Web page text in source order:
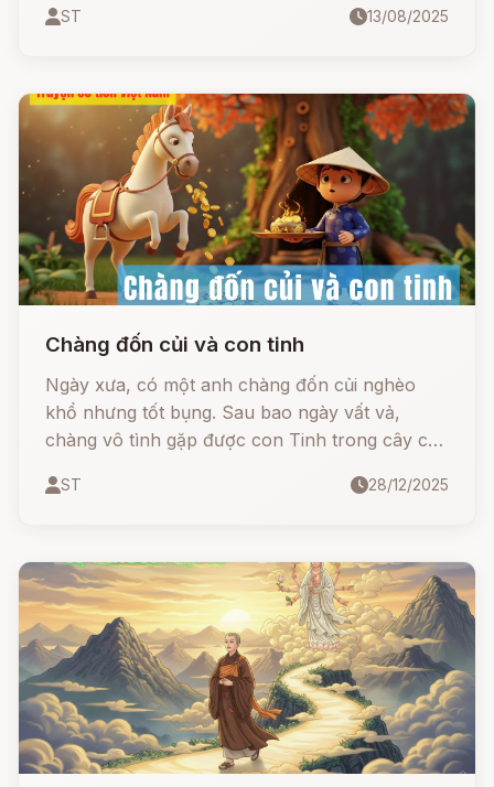
và sát hại.
ST 13/08/2025
Chàng đốn củi và con tinh
Ngày xưa, có một anh chàng đốn củi nghèo
khổ nhưng tốt bụng. Sau bao ngày vất vả,
chàng vô tình gặp được con Tinh trong cây cổ
mâm đồng đầy thức lạ, con ngựa ỉa ra vàng và
ST 28/12/2025